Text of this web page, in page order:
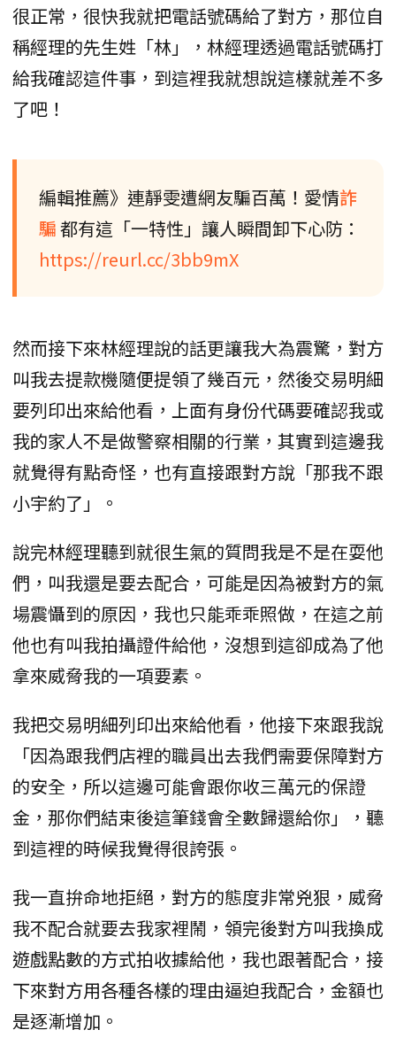
很正常，很快我就把電話號碼給了對方，那位自
稱經理的先生姓「林」，林經理透過電話號碼打
給我確認這件事，到這裡我就想說這樣就差不多
了吧！
編輯推薦》連靜雯遭網友騙百萬！愛情詐
騙都有這「一特性」讓人瞬間卸下心防：
https://reurl.cc/3bb9mX
然而接下來林經理說的話更讓我大為震驚，對方
叫我去提款機隨便提領了幾百元，然後交易明細
要列印出來給他看，上面有身份代碼要確認我或
我的家人不是做警察相關的行業，其實到這邊我
就覺得有點奇怪，也有直接跟對方說「那我不跟
小宇約了」。
說完林經理聽到就很生氣的質問我是不是在耍他
們，叫我還是要去配合，可能是因為被對方的氣
場震懾到的原因，我也只能乖乖照做，在這之前
他也有叫我拍攝證件給他，沒想到這卻成為了他
拿來威脅我的一項要素。
我把交易明細列印出來給他看，他接下來跟我說
「因為跟我們店裡的職員出去我們需要保障對方
的安全，所以這邊可能會跟你收三萬元的保證
金，那你們結束後這筆錢會全數歸還給你」，聽
到這裡的時候我覺得很誇張。
我一直拚命地拒絕，對方的態度非常兇狠，威脅
我不配合就要去我家裡鬧，領完後對方叫我換成
遊戲點數的方式拍收據給他，我也跟著配合，接
下來對方用各種各樣的理由逼迫我配合，金額也
是逐漸增加。